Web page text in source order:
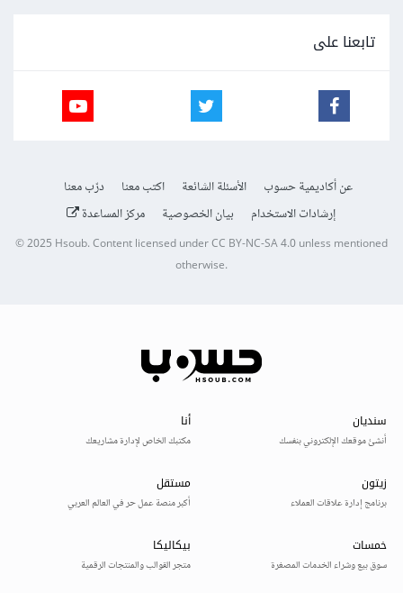
تابعنا على
عن أكاديمية حسوب الأسئلة الشائعة اكتب معنا
درّب معنا
إرشادات الاستخدام
بيان الخصوصية مركز المساعدة
© 2025Hsoub.Content licensed underCC BY-NC-SA 4.0unless mentioned
otherwise.